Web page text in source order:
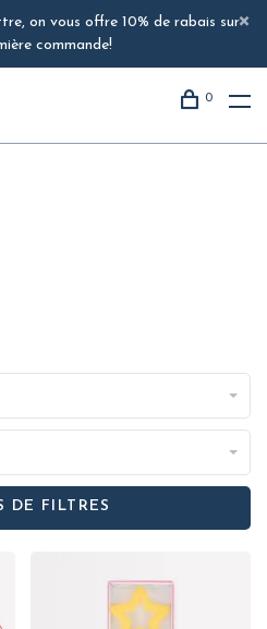
on vous offre 10% de rabais sur
commande!
0
DE FILTRES